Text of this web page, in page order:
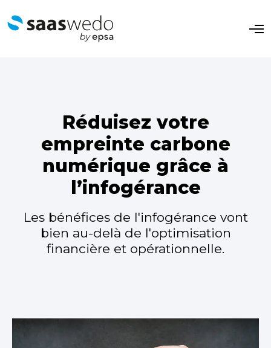
O
Réduisez votre
empreinte carbone
numérique grâce à
l’infogérance
Les bénéfices de l'infogérance vont
bien au-delà de l'optimisation
financière et opérationnelle.